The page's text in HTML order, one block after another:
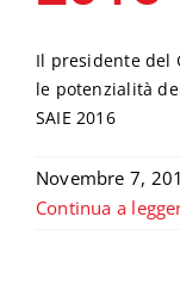
Il presidente del
le potenzialità
SAIE 2016
Novembre 7,
Continua a